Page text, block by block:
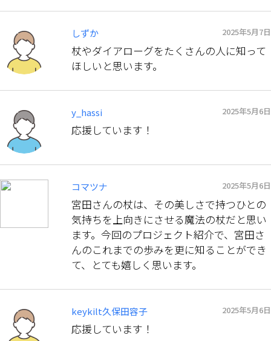
しずか 2025年5月7日
杖やダイアローグをたくさんの人に知って
ほしいと思います。
y_hassi 2025年5月6日
応援しています！
コマツナ 2025年5月6日
宮田さんの杖は、その美しさで持つひとの
気持ちを上向きにさせる魔法の杖だと思い
ます。今回のプロジェクト紹介で、宮田さ
んのこれまでの歩みを更に知ることができ
て、とても嬉しく思います。
keykilt久保田容子 2025年5月6日
応援しています！